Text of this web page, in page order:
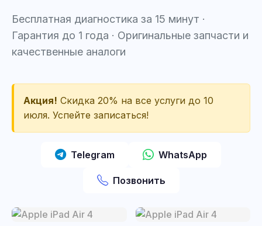
Бесплатная диагностика за 15 минут ·
Гарантия до 1 года · Оригинальные запчасти и
качественные аналоги
Акция! Скидка 20% на все услуги до 10
июля. Успейте записаться!
Telegram WhatsApp
Позвонить